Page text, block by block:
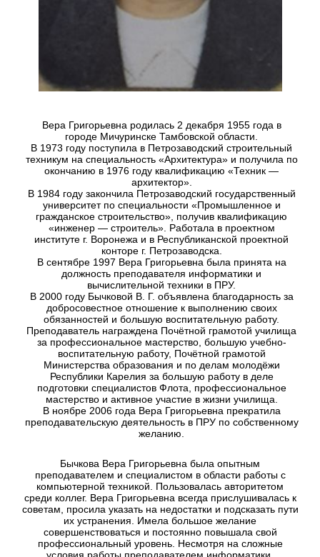
Вера Григорьевна родилась 2 декабря 1955 года в
городе Мичуринске Тамбовской области.
В 1973 году поступила в Петрозаводский строительный
техникум на специальность «Архитектура» и получила по
окончанию в 1976 году квалификацию «Техник —
архитектор».
В 1984 году закончила Петрозаводский государственный
университет по специальности «Промышленное и
гражданское строительство», получив квалификацию
«инженер — строитель». Работала в проектном
институте г. Воронежа и в Республиканской проектной
конторе г. Петрозаводска.
В сентябре 1997 Вера Григорьевна была принята на
должность преподавателя информатики и
вычислительной техники в ПРУ.
В 2000 году Бычковой В. Г. объявлена благодарность за
добросовестное отношение к выполнению своих
обязанностей и большую воспитательную работу.
Преподаватель награждена Почётной грамотой училища
за профессиональное мастерство, большую учебно-
воспитательную работу, Почётной грамотой
Министерства образования и по делам молодёжи
Республики Карелия за большую работу в деле
подготовки специалистов Флота, профессиональное
мастерство и активное участие в жизни училища.
В ноябре 2006 года Вера Григорьевна прекратила
преподавательскую деятельность в ПРУ по собственному
желанию.
Бычкова Вера Григорьевна была опытным
преподавателем и специалистом в области работы с
компьютерной техникой. Пользовалась авторитетом
среди коллег. Вера Григорьевна всегда прислушивалась к
советам, просила указать на недостатки и подсказать пути
их устранения. Имела большое желание
совершенствоваться и постоянно повышала свой
профессиональный уровень. Несмотря на сложные
условия работы преподавателем информатики,